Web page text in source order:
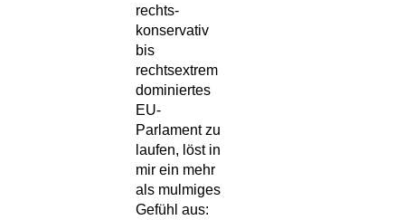
rechts-
konservativ
bis
rechtsextrem
dominiertes
EU-
Parlament zu
laufen, löst in
mir ein mehr
als mulmiges
Gefühl aus: